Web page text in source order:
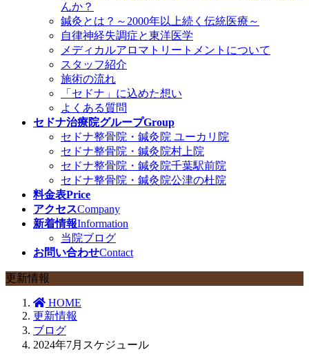
んか？
鍼灸とは？～2000年以上続く伝統医療～
自律神経失調症と東洋医学
メディカルアロマトリートメントについて
スタッフ紹介
施術の流れ
「セドナ」に込めた想い
よくある質問
セドナ治療院グループGroup
セドナ整骨院・鍼灸院 ユーカリ院
セドナ整骨院・鍼灸院村上院
セドナ整骨院・鍼灸院千葉駅前院
セドナ整骨院・鍼灸院公津の杜院
料金表Price
アクセスCompany
新着情報Information
当院ブログ
お問い合わせContact
更新情報
HOME
更新情報
ブログ
2024年7月スケジュール